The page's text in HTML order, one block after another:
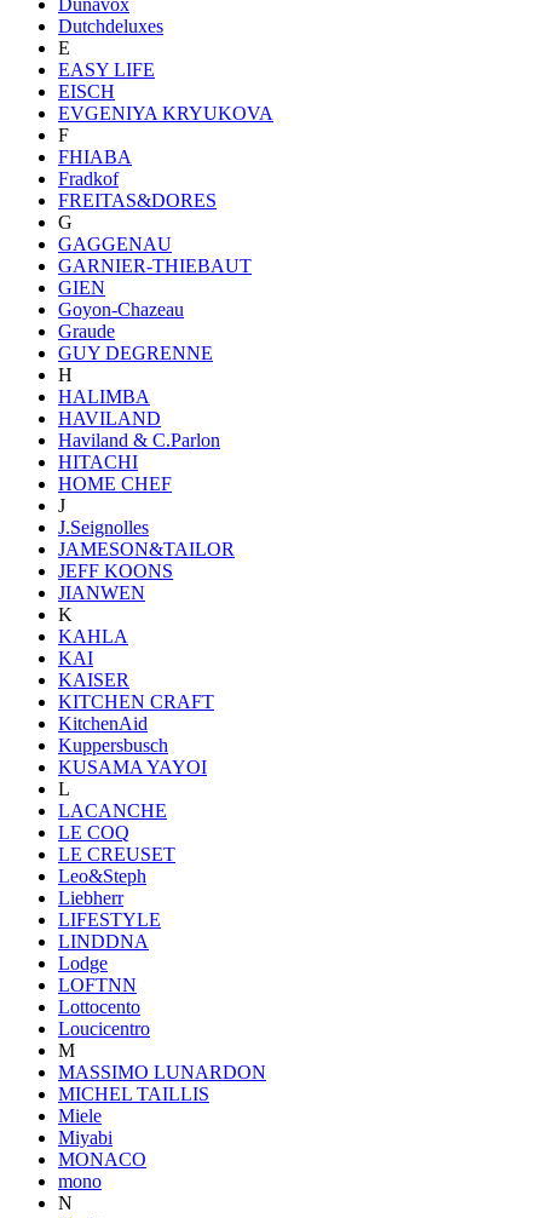
Dutchdeluxes
E
EASY LIFE
EISCH
EVGENIYA KRYUKOVA
F
FHIABA
Fradkof
FREITAS&DORES
G
GAGGENAU
GARNIER-THIEBAUT
GIEN
Goyon-Chazeau
Graude
GUY DEGRENNE
H
HALIMBA
HAVILAND
Haviland & C.Parlon
HITACHI
HOME CHEF
J
J.Seignolles
JAMESON&TAILOR
JEFF KOONS
JIANWEN
K
KAHLA
KAI
KAISER
KITCHEN CRAFT
KitchenAid
Kuppersbusch
KUSAMA YAYOI
L
LACANCHE
LE COQ
LE CREUSET
Leo&Steph
Liebherr
LIFESTYLE
LINDDNA
Lodge
LOFTNN
Lottocento
Loucicentro
M
MASSIMO LUNARDON
MICHEL TAILLIS
Miele
Miyabi
MONACO
mono
N